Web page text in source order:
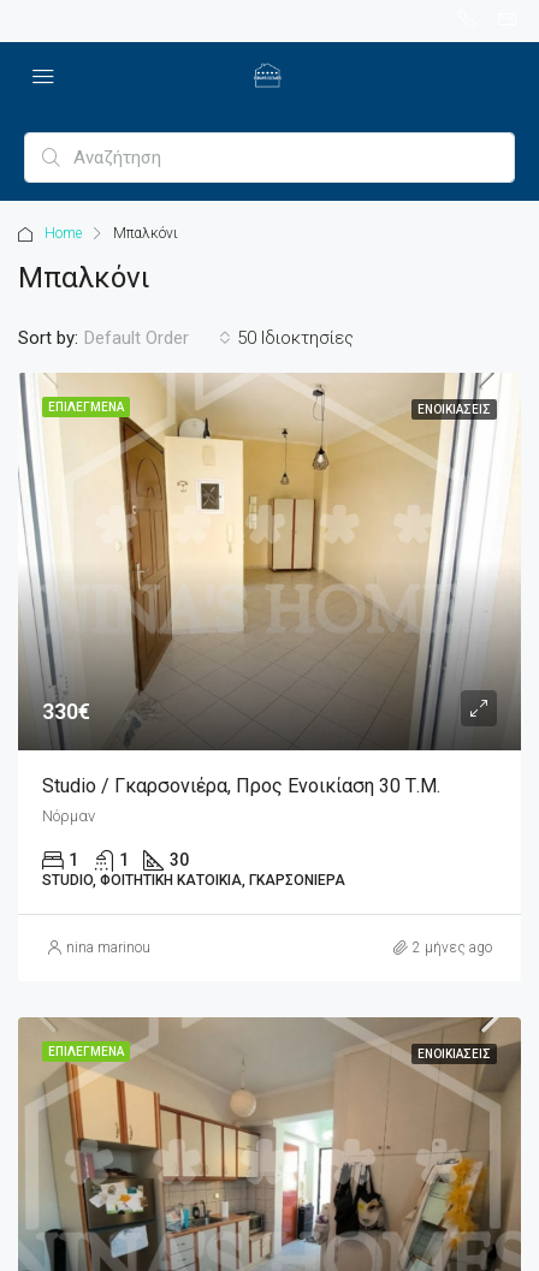
Home Μπαλκόνι
Μπαλκόνι
50 Ιδιοκτησίες
Sort by: Default Order
ΕΠΙΛΕΓΜΈΝΑ ΕΝΟΙΚΙΆΣΕΙΣ
330€
Studio / Γκαρσονιέρα, Προς Ενοικίαση 30 Τ.μ.
Νόρμαν
1 1 30
STUDIO, ΦΟΙΤΗΤΙΚΉ ΚΑΤΟΙΚΊΑ, ΓΚΑΡΣΟΝΙΈΡΑ
nina marinou 2 μήνες ago
ΕΠΙΛΕΓΜΈΝΑ ΕΝΟΙΚΙΆΣΕΙΣ